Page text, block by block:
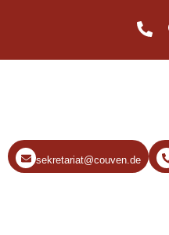
sekretariat@couven.de